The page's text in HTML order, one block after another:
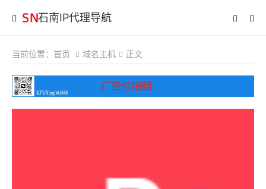
石南IP代理导航
当前位置： 首页 域名主机 正文